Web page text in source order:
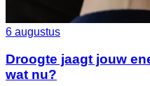
6 augustus
Droogte jaagt jouw
wat nu?